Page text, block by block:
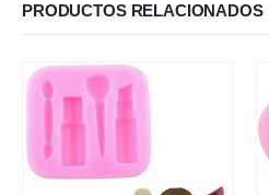
PRODUCTOS RELACIONADOS